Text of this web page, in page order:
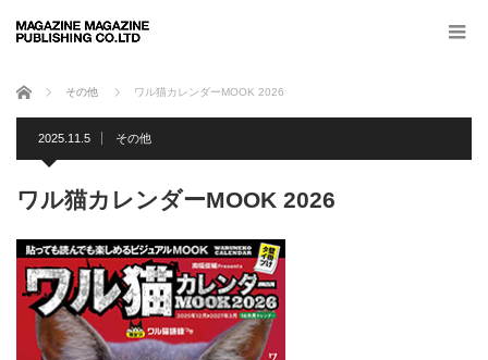
ホーム その他 ワル猫カレンダーMOOK 2026
2025.11.5 その他
ワル猫カレンダーMOOK 2026